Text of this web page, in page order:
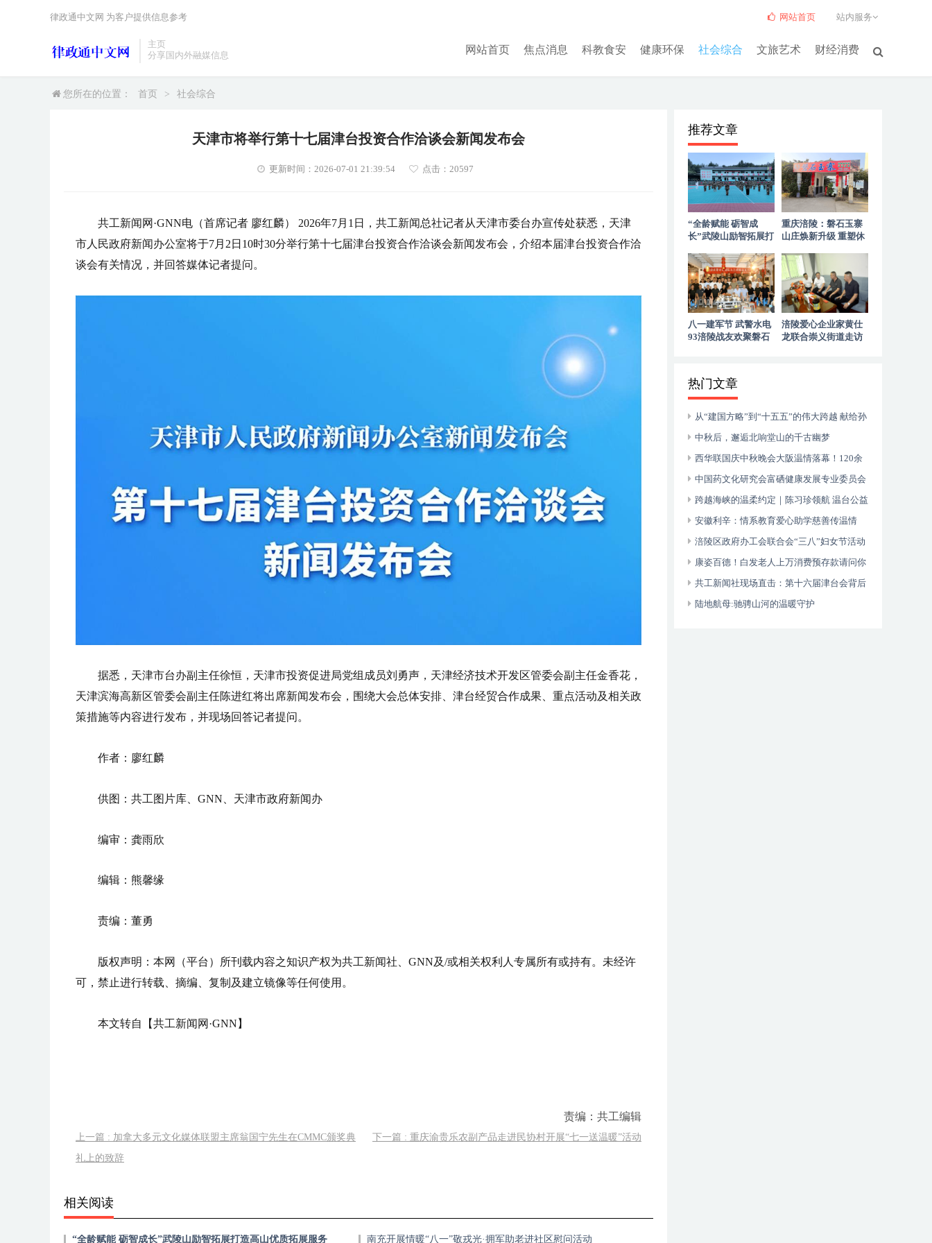
主页
分享国内外融媒信息
网站首页 焦点消息 科教食安 健康环保 社会综合 文旅艺术 财经消费
网站首页 站内服务
律政通中文网 为客户提供信息参考
您所在的位置： 首页 > 社会综合
天津市将举行第十七届津台投资合作洽谈会新闻发布会
更新时间：2026-07-01 21:39:54 点击： 20597
共工新闻网·GNN电（首席记者 廖红麟） 2026年7月1日，共工新闻总社记者从天津市委台办宣传处获悉，天津
市人民政府新闻办公室将于7月2日10时30分举行第十七届津台投资合作洽谈会新闻发布会，介绍本届津台投资合作洽
谈会有关情况，并回答媒体记者提问。
据悉，天津市台办副主任徐恒，天津市投资促进局党组成员刘勇声，天津经济技术开发区管委会副主任金香花，
天津滨海高新区管委会副主任陈进红将出席新闻发布会，围绕大会总体安排、津台经贸合作成果、重点活动及相关政
策措施等内容进行发布，并现场回答记者提问。
作者：廖红麟
供图：共工图片库、GNN、天津市政府新闻办
编审：龚雨欣
编辑：熊馨缘
责编：董勇
版权声明：本网（平台）所刊载内容之知识产权为共工新闻社、GNN及/或相关权利人专属所有或持有。未经许
可，禁止进行转载、摘编、复制及建立镜像等任何使用。
本文转自【共工新闻网·GNN】
责编：共工编辑
上一篇 : 加拿大多元文化媒体联盟主席翁国宁先生在CMMC颁奖典
礼上的致辞
下一篇 : 重庆渝贵乐农副产品走进民协村开展“七一送温暖”活动
相关阅读
“全龄赋能 砺智成长”武陵山励智拓展打造高山优质拓展服务 南充开展情暖“八一”敬戎光·拥军助老进社区慰问活动
推荐文章
“全龄赋能 砺智成
长”武陵山励智拓展打
重庆涪陵：磐石玉寨
山庄焕新升级 重塑休
八一建军节 武警水电
93涪陵战友欢聚磐石
涪陵爱心企业家黄仕
龙联合崇义街道走访
热门文章
从“建国方略”到“十五五”的伟大跨越 献给孙
中山诞辰160周年暨郑丽文访陆
中秋后，邂逅北响堂山的千古幽梦
西华联国庆中秋晚会大阪温情落幕！120余
侨胞共庆双节，安徽商会关西分会入会壮大团
体力量
中国药文化研究会富硒健康发展专业委员会
成立大会在山东枣庄成功举行
跨越海峡的温柔约定｜陈习珍领航 温台公益
音乐会暖透“星”世界
安徽利辛：情系教育爱心助学慈善传温情
涪陵区政府办工会联合会“三八”妇女节活动
在涪州书院举行
康姿百德！白发老人上万消费预存款请问你
何时归还？
共工新闻社现场直击：第十六届津台会背后
的两岸融合密码
陆地航母:驰骋山河的温暖守护